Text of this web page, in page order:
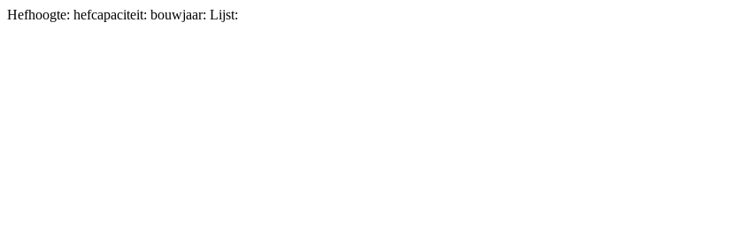
Hefhoogte: hefcapaciteit: bouwjaar: Lijst: